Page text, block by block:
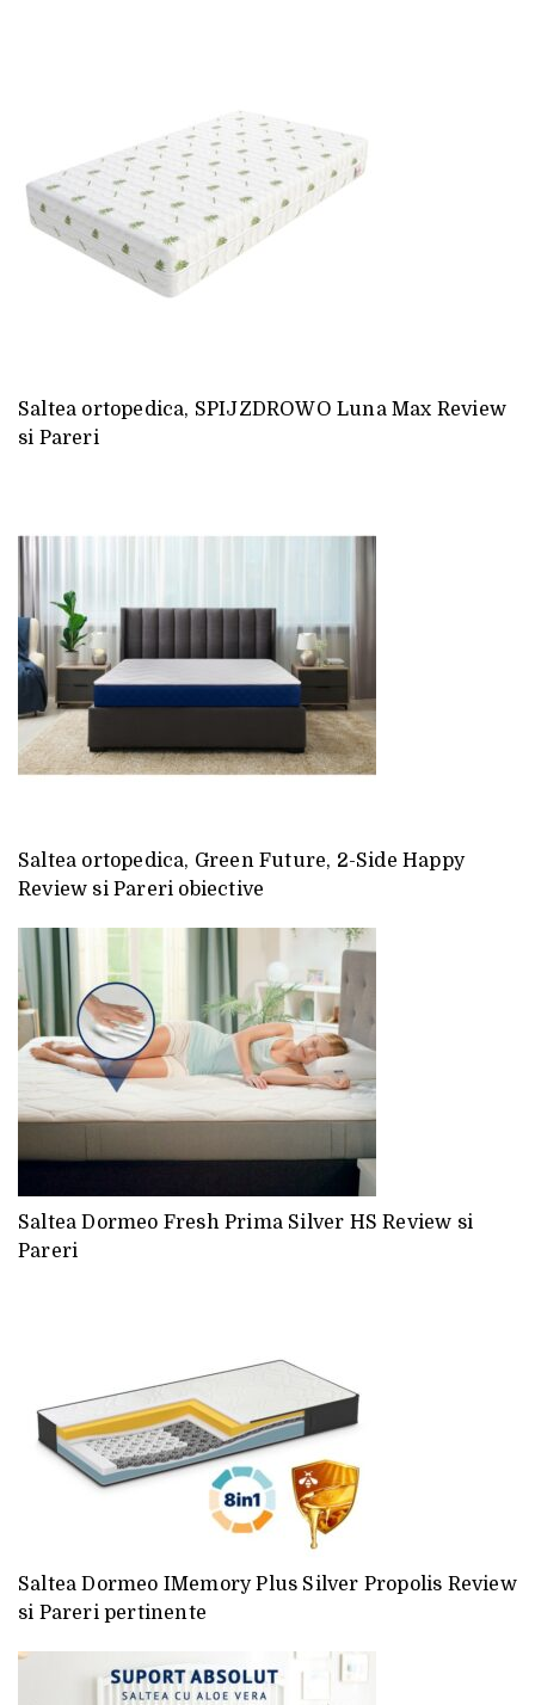
Saltea ortopedica, SPIJZDROWO Luna Max Review
si Pareri
Saltea ortopedica, Green Future, 2-Side Happy
Review si Pareri obiective
Saltea Dormeo Fresh Prima Silver HS Review si
Pareri
Saltea Dormeo IMemory Plus Silver Propolis Review
si Pareri pertinente